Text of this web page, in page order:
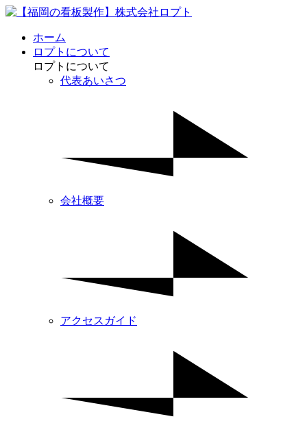
ホーム
ロプトについて
ロプトについて
代表あいさつ
会社概要
アクセスガイド